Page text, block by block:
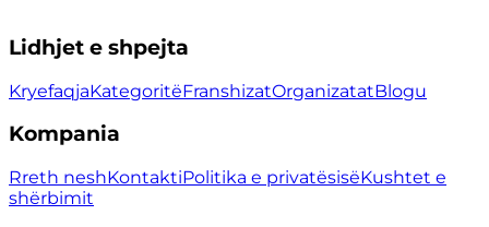
Lidhjet e shpejta
KryefaqjaKategoritëFranshizatOrganizatatBlogu
Kompania
Rreth neshKontaktiPolitika e privatësisëKushtet e
shërbimit